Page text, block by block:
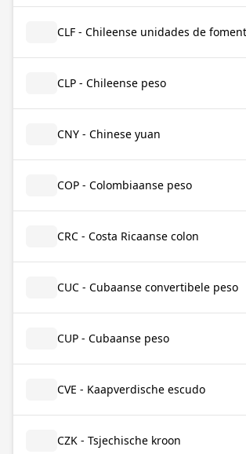
CLF - Chileense unidades de
CLP - Chileense peso
CNY - Chinese yuan
COP - Colombiaanse peso
CRC - Costa Ricaanse colon
CUC - Cubaanse convertibele peso
CUP - Cubaanse peso
CVE - Kaapverdische escudo
CZK - Tsjechische kroon